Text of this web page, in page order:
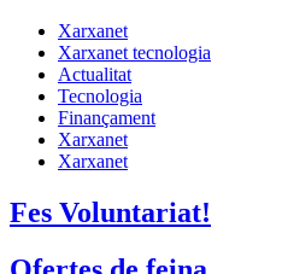
Segueix-nos
Xarxanet
Xarxanet tecnologia
Actualitat
Tecnologia
Finançament
Xarxanet
Fes Voluntariat!